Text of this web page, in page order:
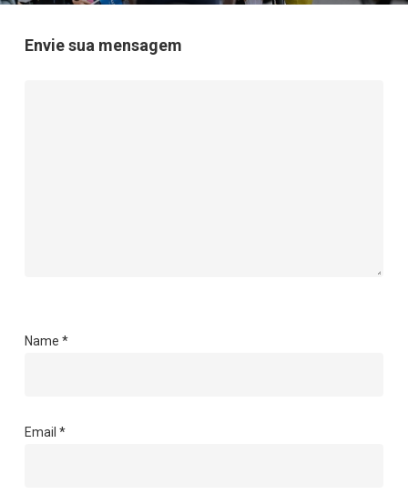
Envie sua mensagem
Name *
Email *